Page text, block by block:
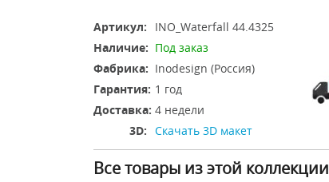
Артикул:
INO_Waterfall 44.4325
Наличие: Под заказ
Фабрика: Inodesign (Россия)
Гарантия: 1 год
Доставка: 4 недели
3D: Скачать 3D макет
Все товары из этой коллекции